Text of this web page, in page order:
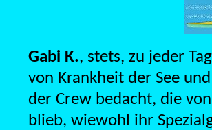
Gabi K., stets, zu jeder
von Krankheit der See
der Crew bedacht, die
blieb, wiewohl ihr